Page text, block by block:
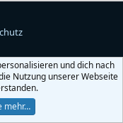
und dich nach
Nutzung unserer Webseite
mehr…